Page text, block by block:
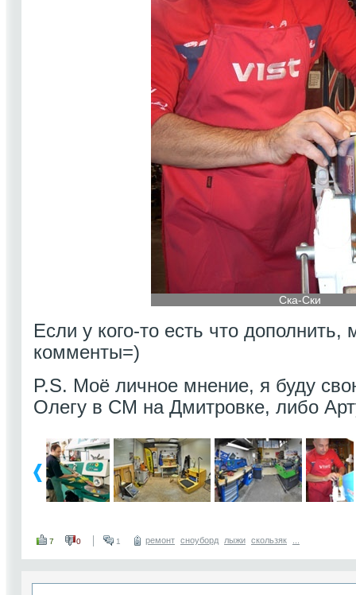
Ска-Ски
Если у кого-то есть что дополнить,
комменты=)
P.S. Моё личное мнение, я буду
Олегу в СМ на Дмитровке, либо
7 0 1 ремонт сноуборд лыжи скользяк